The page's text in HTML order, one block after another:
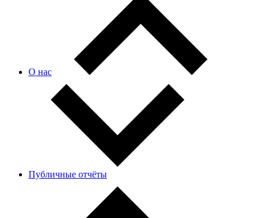
О нас
Публичные отчёты